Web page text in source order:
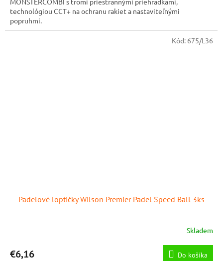
technológiou CCT+ na ochranu rakiet a nastaviteľnými
popruhmi.
Padelové loptičky Wilson Premier Padel Speed ​​Ball 3ks
Skladem
€6,16 Do košíka
Kód: 675/L36